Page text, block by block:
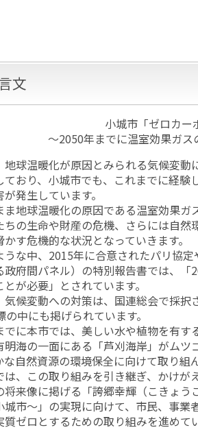
文
小城市「ゼロカー
～2050年までに温室効果ガ
球温暖化が原因とみられる気候変動
ており、小城市でも、これまでに経
発生しています。
地球温暖化の原因である温室効果ガ
ちの生命や財産の危機、さらには自
かす危機的な状況となっていきます。
な中、2015年に合意されたパリ協
政府間パネル）の特別報告書では、
とが必要」とされています。
候変動への対策は、国連総会で採択
の中にも掲げられています。
に本市では、美しい水や植物を有す
明海の一面にある「芦刈海岸」がム
な自然資源の環境保全に向けて取り組
、この取り組みを引き継ぎ、かけが
将来像に掲げる「誇郷幸輝（こきょ
城市～」の実現に向けて、市民、事
質ゼロとするための取り組みを進めて